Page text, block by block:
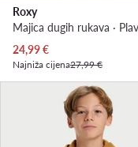
Roxy
Majica dugih rukava ·
Trenutna cijena
24,99€
Najniža cijena27,99 €